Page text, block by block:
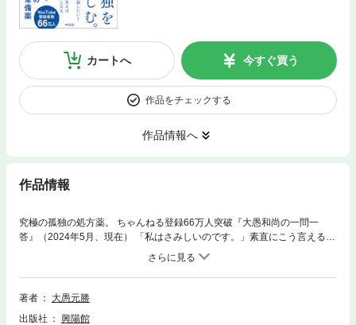
カートへ 今すぐ買う
作品をチェックする
作品情報へ
作品情報
究極の孤独の処方薬。 ちゃんねる登録66万人突破『大愚和尚の一問一
答』（2024年5月、現在） 「私はさみしいのです。」素直にこう言える人
は大丈夫です。 ひとりぼっちの苦しみ、老いの孤独、大切な人を喪失する
悲しみに寄り添う本。 その「さみしさ」に寄り添いながら、心をやわらげ
て 気持ちを解き放つ話を書きました。
著者
大愚元勝
出版社
興陽館